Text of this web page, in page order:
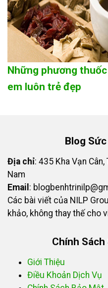
Những phương
em luôn trẻ đẹp
Blog
Địa chỉ: 435 Kha Vạn
Nam
Email :
Các bài viết của NILP
khảo, không thay thế cho
Chính
Giới Thiệu
Điều Khoản Dịch Vụ